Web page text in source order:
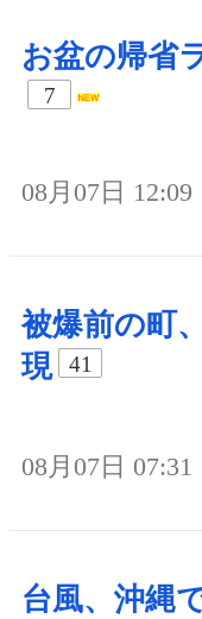
お盆の帰省
7
08月07日 12:09
被爆前の町
現
41
08月07日 07:31
台風、沖縄